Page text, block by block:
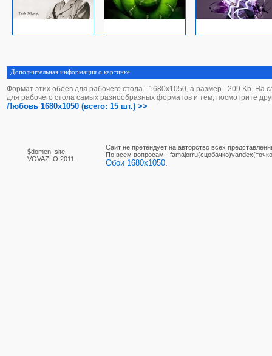
Дополнительная информация о картинке:
Формат этих обоев для рабочего стола - 1680х1050, а размер - 209 Kb. На
для рабочего стола самых разнообразных форматов и тем, посмотрите
Любовь 1680x1050 (всего: 15 шт.) >>
$domen_site
VOVAZLO 2011
Сайт не претендует на авторство всех
По вcем вопросам -
Обои 1680x1050.